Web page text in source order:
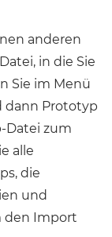
anderen
in die Sie
Sie im Menü
dann Prototyp
Datei zum
alle
die
und
den Import